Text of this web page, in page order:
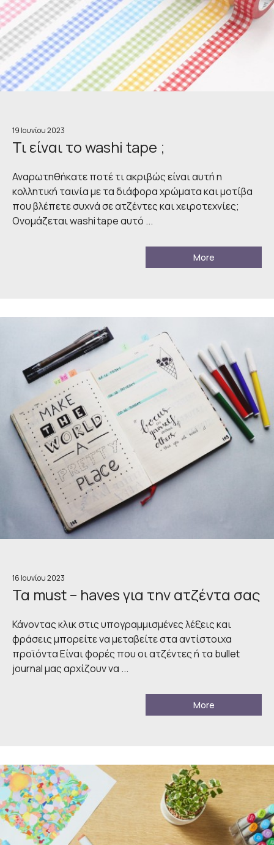
19 Ιουνίου 2023
Τι είναι το washi tape ;
Αναρωτηθήκατε ποτέ τι ακριβώς είναι αυτή η
κολλητική ταινία με τα διάφορα χρώματα και μοτίβα
που βλέπετε συχνά σε ατζέντες και χειροτεχνίες;
Ονομάζεται washi tape αυτό ...
More
16 Ιουνίου 2023
Τα must – haves για την ατζέντα σας
Κάνοντας κλικ στις υπογραμμισμένες λέξεις και
φράσεις μπορείτε να μεταβείτε στα αντίστοιχα
προϊόντα Είναι φορές που οι ατζέντες ή τα bullet
journal μας αρχίζουν να ...
More